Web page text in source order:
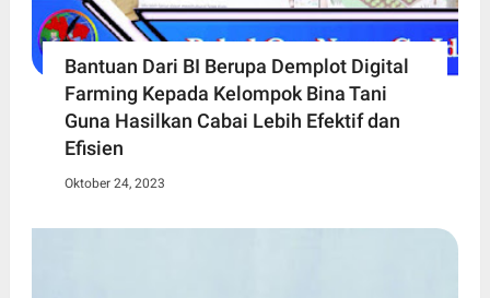
Bantuan Dari BI Berupa Demplot Digital
Farming Kepada Kelompok Bina Tani
Guna Hasilkan Cabai Lebih Efektif dan
Efisien
Oktober 24, 2023